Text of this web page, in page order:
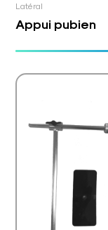
Latéral
Appui pubien